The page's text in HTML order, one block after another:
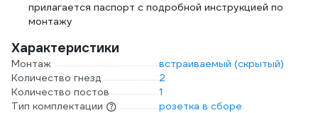
прилагается паспорт с подробной инструкцией по
монтажу
Характеристики
Монтаж
встраиваемый (скрытый)
Количество гнезд
2
Количество постов
1
Тип комплектации
розетка в сборе